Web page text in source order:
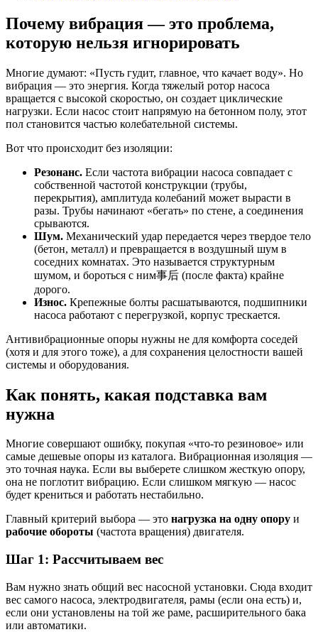
Почему вибрация — это проблема,
которую нельзя игнорировать
Многие думают: «Пусть гудит, главное, что качает воду». Но
вибрация — это энергия. Когда тяжелый ротор насоса
вращается с высокой скоростью, он создает циклические
нагрузки. Если насос стоит напрямую на бетонном полу, этот
пол становится частью колебательной системы.
Вот что происходит без изоляции:
Резонанс. Если частота вибрации насоса совпадает с
собственной частотой конструкции (трубы,
перекрытия), амплитуда колебаний может вырасти в
разы. Трубы начинают «бегать» по стене, а соединения
срываются.
Шум. Механический удар передается через твердое тело
(бетон, металл) и превращается в воздушный шум в
соседних комнатах. Это называется структурным
шумом, и бороться с ним事后 (после факта) крайне
дорого.
Износ. Крепежные болты расшатываются, подшипники
насоса работают с перегрузкой, корпус трескается.
Антивибрационные опоры нужны не для комфорта соседей
(хотя и для этого тоже), а для сохранения целостности вашей
системы и оборудования.
Как понять, какая подставка вам
нужна
Многие совершают ошибку, покупая «что-то резиновое» или
самые дешевые опоры из каталога. Вибрационная изоляция —
это точная наука. Если вы выберете слишком жесткую опору,
она не поглотит вибрацию. Если слишком мягкую — насос
будет крениться и работать нестабильно.
Главный критерий выбора — это нагрузка на одну опору и
рабочие обороты (частота вращения) двигателя.
Шаг 1: Рассчитываем вес
Вам нужно знать общий вес насосной установки. Сюда входит
вес самого насоса, электродвигателя, рамы (если она есть) и,
если они установлены на той же раме, расширительного бака
или автоматики.